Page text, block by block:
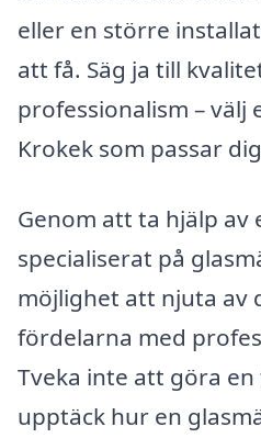
eller en större
att få. Säg ja till
professionalism – välj
Krokek som passar
Genom att ta hjälp
specialiserat på
möjlighet att njuta av
fördelarna med
Tveka inte att göra
upptäck hur en